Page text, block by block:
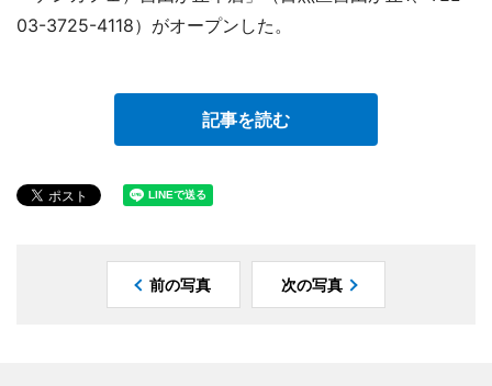
03-3725-4118）がオープンした。
記事を読む
前の写真 次の写真